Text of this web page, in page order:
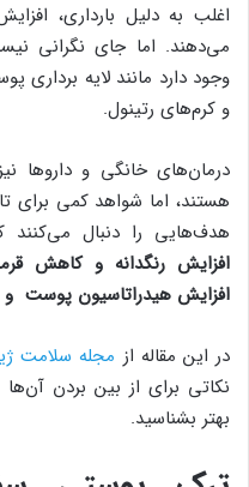
اغلب به دلیل بارداری،
می‌دهند. اما جای نگرانی
وجود دارد مانند لایه برداری
و کرم‌های رتینول.
درمان‌های خانگی و داروها
هستند، اما شواهد کمی برای
هدف‌هایی را دنبال می‌کنند
افزایش رنگدانه و کاهش
افزایش هیدراتاسیون پوست و
در این مقاله از مجله سلامت
نکاتی برای از بین بردن
بهتر بشناسید.